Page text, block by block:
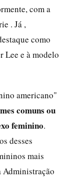
com a
. Já ,
como
Lee e à modelo
americano"
comuns ou
feminino.
desses
mais
Administração